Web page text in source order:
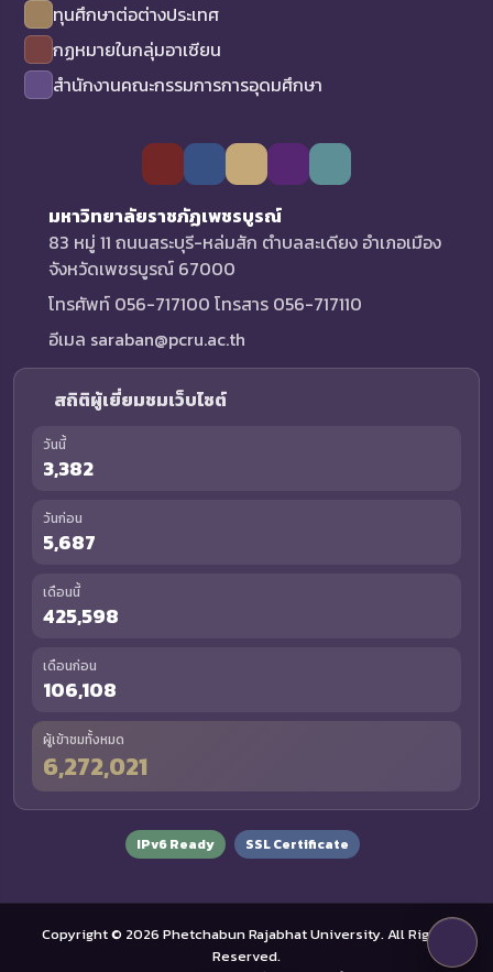
ทุนศึกษาต่อต่างประเทศ
กฏหมายในกลุ่มอาเซียน
สำนักงานคณะกรรมการการอุดมศึกษา
มหาวิทยาลัยราชภัฏเพชรบูรณ์
83 หมู่ 11 ถนนสระบุรี-หล่มสัก ตำบลสะเดียง อำเภอเมือง
จังหวัดเพชรบูรณ์ 67000
โทรศัพท์ 056-717100 โทรสาร 056-717110
อีเมล saraban@pcru.ac.th
สถิติผู้เยี่ยมชมเว็บไซต์
วันนี้
3,382
วันก่อน
5,687
เดือนนี้
425,598
เดือนก่อน
106,108
ผู้เข้าชมทั้งหมด
6,272,021
IPv6 Ready SSL Certificate
Copyright © 2026 Phetchabun Rajabhat University. All Rights
Reserved.